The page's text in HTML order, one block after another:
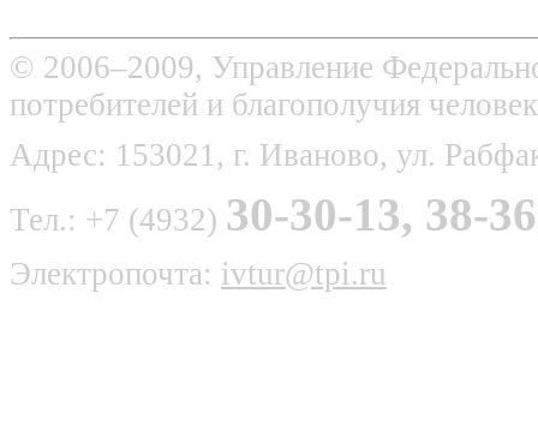
© 2006–2009, Управление
потребителей и благополучия
Адрес: 153021, г. Иваново, ул.
Тел.: +7 (4932) 30-30-13, 38-
Электропочта: ivtur@tpi.ru